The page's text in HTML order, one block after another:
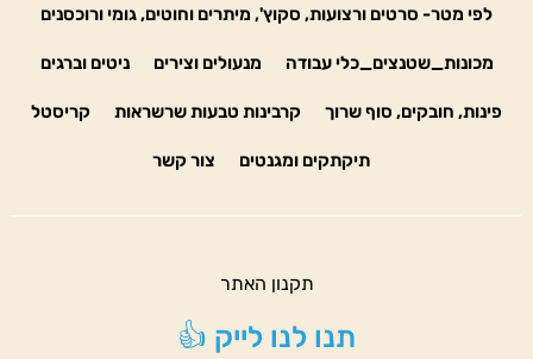
לפי מטר- סרטים ורצועות, סקוץ', מיתרים וחוטים, גומי ורוכסנים
מכונות_שטנצים_כלי עבודה מנעולים וצירים ניטים וברגים
פינות, חובקים, סוף שרוך קרבינות טבעות שרשראות קריסטל
תיקתקים ומגנטים צור קשר
תקנון האתר
תנו לנו לייק 👍